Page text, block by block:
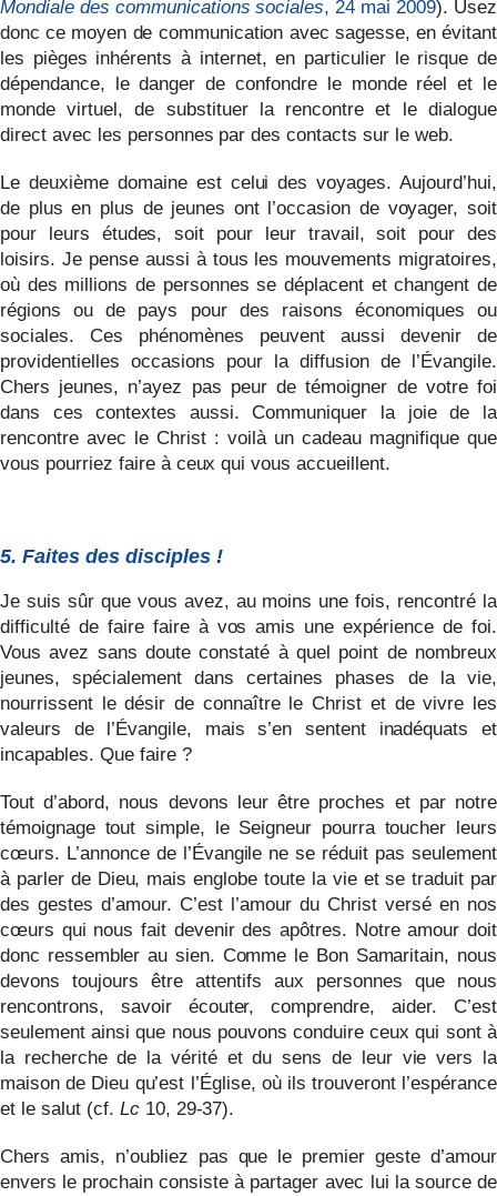
Mondiale des communications sociales, 24 mai 2009). Usez
donc ce moyen de communication avec sagesse, en évitant
les pièges inhérents à internet, en particulier le risque de
dépendance, le danger de confondre le monde réel et le
monde virtuel, de substituer la rencontre et le dialogue
direct avec les personnes par des contacts sur le web.
Le deuxième domaine est celui des voyages. Aujourd’hui,
de plus en plus de jeunes ont l’occasion de voyager, soit
pour leurs études, soit pour leur travail, soit pour des
loisirs. Je pense aussi à tous les mouvements migratoires,
où des millions de personnes se déplacent et changent de
régions ou de pays pour des raisons économiques ou
sociales. Ces phénomènes peuvent aussi devenir de
providentielles occasions pour la diffusion de l’Évangile.
Chers jeunes, n’ayez pas peur de témoigner de votre foi
dans ces contextes aussi. Communiquer la joie de la
rencontre avec le Christ : voilà un cadeau magnifique que
vous pourriez faire à ceux qui vous accueillent.
5. Faites des disciples !
Je suis sûr que vous avez, au moins une fois, rencontré la
difficulté de faire faire à vos amis une expérience de foi.
Vous avez sans doute constaté à quel point de nombreux
jeunes, spécialement dans certaines phases de la vie,
nourrissent le désir de connaître le Christ et de vivre les
valeurs de l’Évangile, mais s’en sentent inadéquats et
incapables. Que faire ?
Tout d’abord, nous devons leur être proches et par notre
témoignage tout simple, le Seigneur pourra toucher leurs
cœurs. L’annonce de l’Évangile ne se réduit pas seulement
à parler de Dieu, mais englobe toute la vie et se traduit par
des gestes d’amour. C’est l’amour du Christ versé en nos
cœurs qui nous fait devenir des apôtres. Notre amour doit
donc ressembler au sien. Comme le Bon Samaritain, nous
devons toujours être attentifs aux personnes que nous
rencontrons, savoir écouter, comprendre, aider. C’est
seulement ainsi que nous pouvons conduire ceux qui sont à
la recherche de la vérité et du sens de leur vie vers la
maison de Dieu qu’est l’Église, où ils trouveront l’espérance
et le salut (cf. Lc10, 29-37).
Chers amis, n’oubliez pas que le premier geste d’amour
envers le prochain consiste à partager avec lui la source de